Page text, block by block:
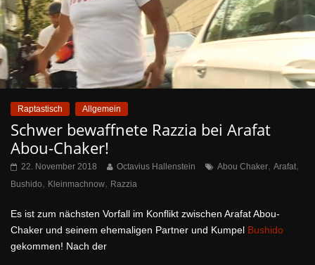
Raptastisch Allgemein
Schwer bewaffnete Razzia bei Arafat
Abou-Chaker!
22. November 2018 Octavius Hallenstein Abou Chaker, Arafat,
Bushido, Kleinmachnow, Razzia
Es ist zum nächsten Vorfall im Konflikt zwischen Arafat Abou-
Chaker und seinem ehemaligen Partner und Kumpel Bushido
gekommen! Nach der